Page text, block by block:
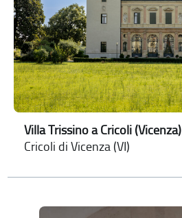
Villa Trissino a Cricoli (Vicenza)
Cricoli di Vicenza (VI)